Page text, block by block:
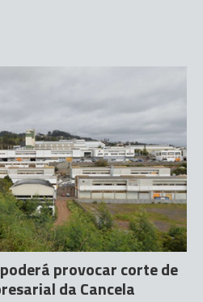
provocar corte de
da Cancela